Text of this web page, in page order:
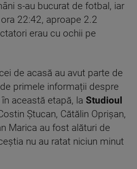
s-au bucurat de fotbal, iar
22:42, aproape 2.2
erau cu ochii pe
de acasă au avut parte de
primele informații despre
această etapă, la Studioul
Ștucan, Cătălin Oprișan,
Marica au fost alături de
nu au ratat niciun minut